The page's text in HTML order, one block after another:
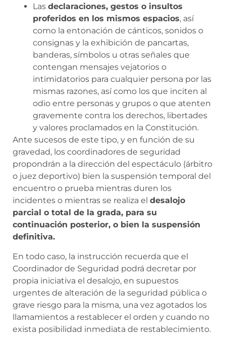
Las declaraciones, gestos o insultos
proferidos en los mismos espacios, así
como la entonación de cánticos, sonidos o
consignas y la exhibición de pancartas,
banderas, símbolos u otras señales que
contengan mensajes vejatorios o
intimidatorios para cualquier persona por las
mismas razones, así como los que inciten al
odio entre personas y grupos o que atenten
gravemente contra los derechos, libertades
y valores proclamados en la Constitución.
Ante sucesos de este tipo, y en función de su
gravedad, los coordinadores de seguridad
propondrán a la dirección del espectáculo (árbitro
o juez deportivo) bien la suspensión temporal del
encuentro o prueba mientras duren los
incidentes o mientras se realiza el desalojo
parcial o total de la grada, para su
continuación posterior, o bien la suspensión
definitiva.
En todo caso, la instrucción recuerda que el
Coordinador de Seguridad podrá decretar por
propia iniciativa el desalojo, en supuestos
urgentes de alteración de la seguridad pública o
grave riesgo para la misma, una vez agotados los
llamamientos a restablecer el orden y cuando no
exista posibilidad inmediata de restablecimiento.